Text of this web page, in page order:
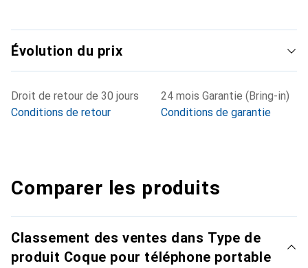
Évolution du prix
Droit de retour de 30 jours
Conditions de retour
24 mois Garantie (Bring-in)
Conditions de garantie
Comparer les produits
Classement des ventes dans Type de
produit Coque pour téléphone portable